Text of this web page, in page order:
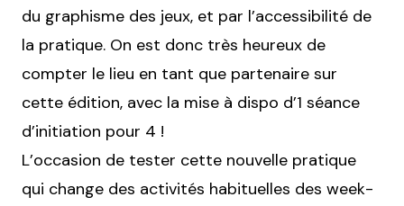
du graphisme des jeux, et par l’accessibilité de
la pratique. On est donc très heureux de
compter le lieu en tant que partenaire sur
cette édition, avec la mise à dispo d’1 séance
d’initiation pour 4 !
L’occasion de tester cette nouvelle pratique
qui change des activités habituelles des week-